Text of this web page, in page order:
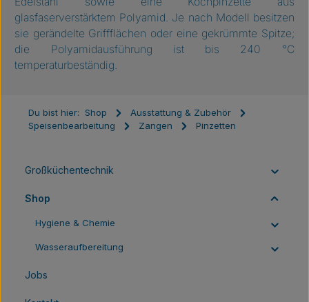
glasfaserverstärktem Polyamid. Je nach Modell besitzen
sie gerändelte Griffflächen oder eine gekrümmte Spitze;
die Polyamidausführung ist bis 240 °C
temperaturbeständig.
Du bist hier: Shop
Ausstattung & Zubehör
Speisenbearbeitung
Zangen Pinzetten
Großküchentechnik
Shop
Hygiene & Chemie
Wasseraufbereitung
Jobs